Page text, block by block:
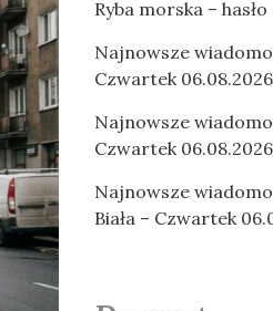
Ryba morska –
Najnowsze
Czwartek 06.08.2026
Najnowsze
Czwartek 06.08.2026
Najnowsze
Biała – Czwartek